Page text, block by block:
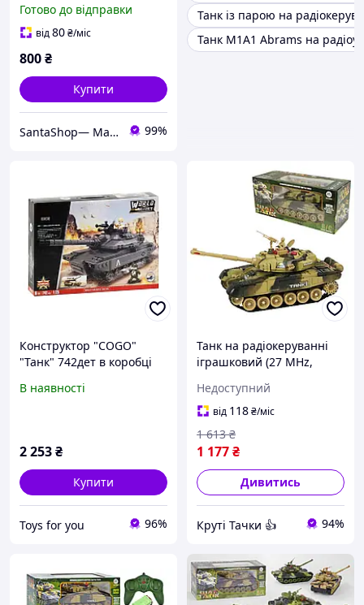
40,5*19*22,2 см
Готово до відправки
від80₴/міс
800₴
Купити
SantaShop— Магазин дитячих іграшок 99%
Танк із парою на
Танк М1А1 Abrams на
Конструктор "COGO"
"Танк" 742дет в коробці
В наявності
2 253₴
Купити
Toys for you 96%
Танк на радіокеруванні
іграшковий (27 MHz,
звук, башта
повертається) 9995
Недоступний
від 118₴/міс
1 177₴
1 613 ₴
Дивитись
Круті Тачки 👍 94%